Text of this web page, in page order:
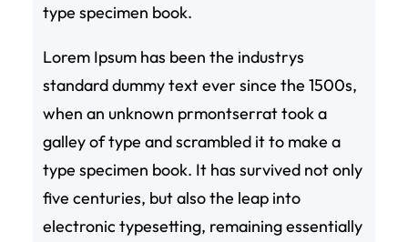
type specimen book.
Lorem Ipsum has been the industrys
standard dummy text ever since the 1500s,
when an unknown prmontserrat took a
galley of type and scrambled it to make a
type specimen book. It has survived not only
five centuries, but also the leap into
electronic typesetting, remaining essentially